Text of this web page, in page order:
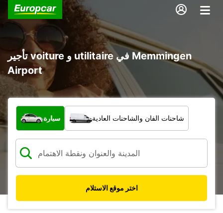
تأجير voiture و utilitaire في Memmingen
Airport
ما نوع المركبة؟
سيارة شاحنات الفان والشاحنات العادية
اختر موقع الاستلام